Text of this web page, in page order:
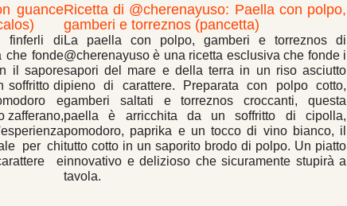
guance
finferli di
che fonde
il sapore
soffritto di
e
zafferano,
per chi
e
Ricetta di @cherenayuso: Paella con polpo,
gamberi e torreznos (pancetta)
La paella con polpo, gamberi e torreznos di
@cherenayuso è una ricetta esclusiva che fonde i
sapori del mare e della terra in un riso asciutto
pieno di carattere. Preparata con polpo cotto,
gamberi saltati e torreznos croccanti, questa
paella è arricchita da un soffritto di cipolla,
pomodoro, paprika e un tocco di vino bianco, il
tutto cotto in un saporito brodo di polpo. Un piatto
innovativo e delizioso che sicuramente stupirà a
tavola.